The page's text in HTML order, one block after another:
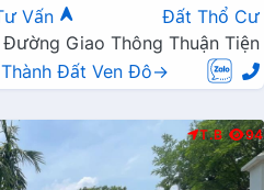
Vấn
Đất Thổ Cư
Đường Giao Thông Thuận Tiện
Thành Đất Ven Đô→
T.B 94